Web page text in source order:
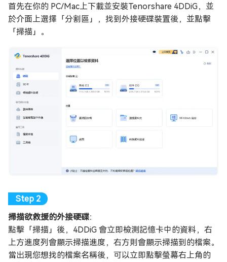
首先在你的 PC/Mac上下載並安裝Tenorshare 4DDiG，並
於介面上選擇「分割區」，找到外接硬碟裝置後，並點擊
「掃描」。
掃描欲救援的外接硬碟：
點擊「掃描」後，4DDiG 會立即檢測記憶卡中的資料，右
上方進度列會顯示掃描進度，右方則會顯示掃描到的檔案。
當出現您想找的檔案名稱後，可以立即點擊螢幕右上角的